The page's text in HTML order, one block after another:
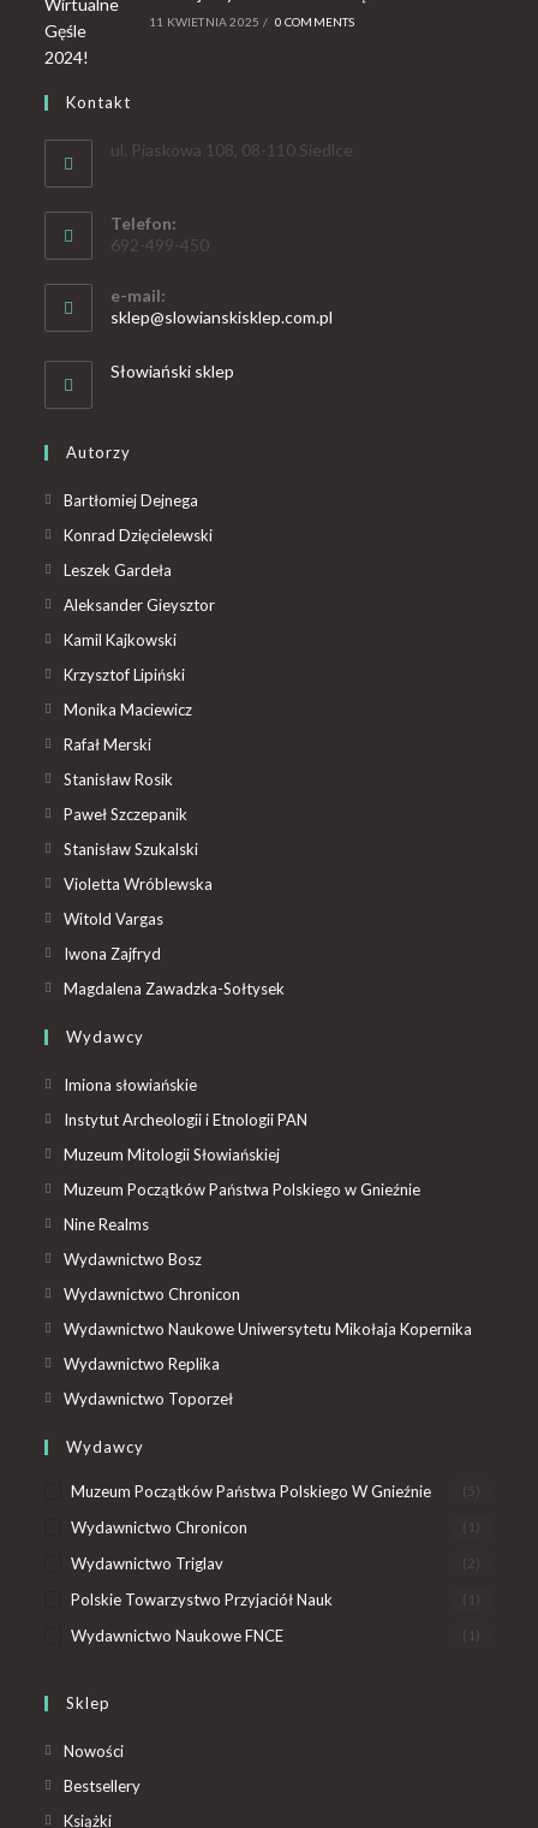
11 KWIETNIA 2025 / 0 COMMENTS
Kontakt
ul. Piaskowa 108, 08-110 Siedlce
Telefon:
692-499-450
e-mail:
sklep@slowianskisklep.com.pl
Słowiański sklep
Autorzy
Bartłomiej Dejnega
Konrad Dzięcielewski
Leszek Gardeła
Aleksander Gieysztor
Kamil Kajkowski
Krzysztof Lipiński
Monika Maciewicz
Rafał Merski
Stanisław Rosik
Paweł Szczepanik
Stanisław Szukalski
Violetta Wróblewska
Witold Vargas
Iwona Zajfryd
Magdalena Zawadzka-Sołtysek
Wydawcy
Imiona słowiańskie
Instytut Archeologii i Etnologii PAN
Muzeum Mitologii Słowiańskiej
Muzeum Początków Państwa Polskiego w Gnieźnie
Nine Realms
Wydawnictwo Bosz
Wydawnictwo Chronicon
Wydawnictwo Naukowe Uniwersytetu Mikołaja Kopernika
Wydawnictwo Replika
Wydawnictwo Toporzeł
Wydawcy
Muzeum Początków Państwa Polskiego W Gnieźnie (5)
Wydawnictwo Chronicon (1)
Wydawnictwo Triglav (2)
Polskie Towarzystwo Przyjaciół Nauk (1)
Wydawnictwo Naukowe FNCE (1)
Sklep
Nowości
Bestsellery
Książki